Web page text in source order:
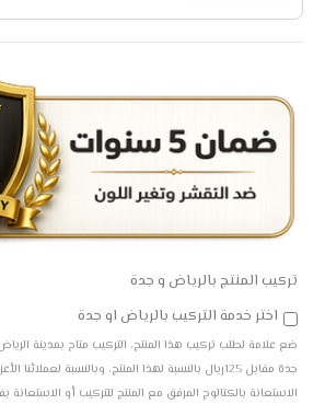
تركيب المنتج بالرياض و جدة
اختر خدمة التركيب بالرياض او جدة
جدة مقابل 125ريال بالنسبة لهذا المنتج، وبالنسبة
الاستعانة بالكتالوج المرفق مع المنتج للتركيب أو